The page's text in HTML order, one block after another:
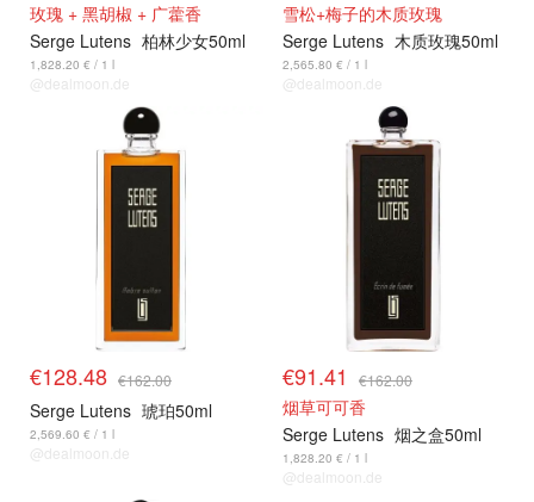
玫瑰 + 黑胡椒 + 广藿香
Serge Lutens 柏林少女50ml
1,828.20 € / 1 l
@dealmoon.de
雪松+梅子的木质玫瑰
Serge Lutens 木质玫瑰50ml
2,565.80 € / 1 l
@dealmoon.de
€128.48 €162.00
Serge Lutens 琥珀50ml
2,569.60 € / 1 l
@dealmoon.de
€91.41 €162.00
烟草可可香
Serge Lutens 烟之盒50ml
1,828.20 € / 1 l
@dealmoon.de